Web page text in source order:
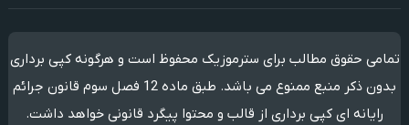
تمامی حقوق مطالب برای سترموزیک محفوظ است و هرگونه کپی برداری
بدون ذکر منبع ممنوع می باشد. طبق ماده 12 فصل سوم قانون جرائم
رایانه ای کپی برداری از قالب و محتوا پیگرد قانونی خواهد داشت.